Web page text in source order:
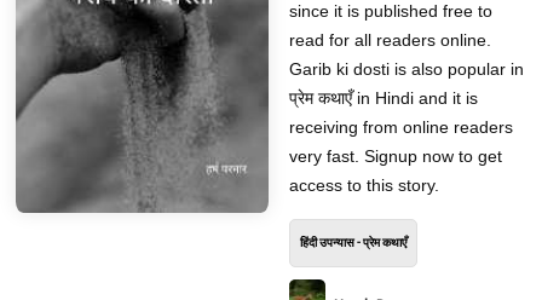
since it is published free to
read for all readers online.
Garib ki dosti is also popular in
प्रेम कथाएँ in Hindi and it is
receiving from online readers
very fast. Signup now to get
access to this story.
हिंदी उपन्यास - प्रेम कथाएँ